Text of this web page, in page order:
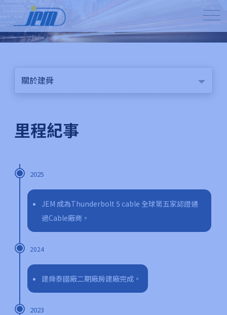
關於建舜
里程紀事
2025
JEM 成為Thunderbolt 5 cable 全球第五家認證通
過Cable廠商。
2024
建舜泰國廠二期廠房建廠完成。
2023